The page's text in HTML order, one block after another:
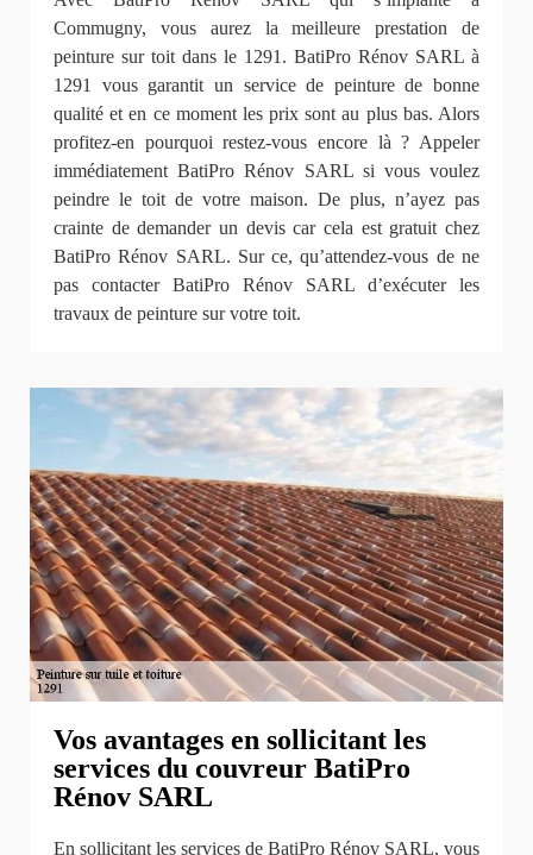
Commugny, vous aurez la meilleure prestation de
peinture sur toit dans le 1291. BatiPro Rénov SARL à
1291 vous garantit un service de peinture de bonne
qualité et en ce moment les prix sont au plus bas. Alors
profitez-en pourquoi restez-vous encore là ? Appeler
immédiatement BatiPro Rénov SARL si vous voulez
peindre le toit de votre maison. De plus, n’ayez pas
crainte de demander un devis car cela est gratuit chez
BatiPro Rénov SARL. Sur ce, qu’attendez-vous de ne
pas contacter BatiPro Rénov SARL d’exécuter les
travaux de peinture sur votre toit.
Vos avantages en sollicitant les
services du couvreur BatiPro
Rénov SARL
En sollicitant les services de BatiPro Rénov SARL, vous